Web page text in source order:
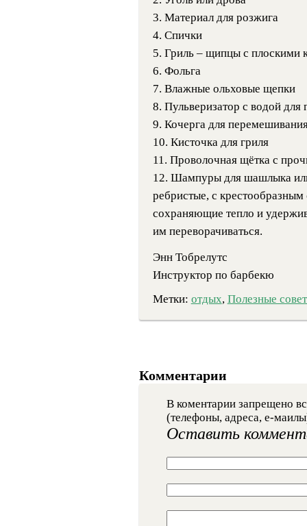
3. Материал для розжига
4. Спички
5. Гриль – щипцы с плоскими
6. Фольга
7. Влажные ольховые щепки
8. Пульверизатор с водой для
9. Кочерга для
10. Кисточка для гриля
11. Проволочная щётка с
12. Шампуры для шашлыка
ребристые, с
сохраняющие тепло и
им переворачиваться.
Энн Тобрелутс
Инструктор по барбекю
Метки: отдых, Полезные
Комментарии
В коментарии запрещено
(телефоны, адреса, е-
Оставить